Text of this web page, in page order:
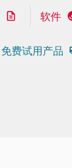
软件
免费试用产品